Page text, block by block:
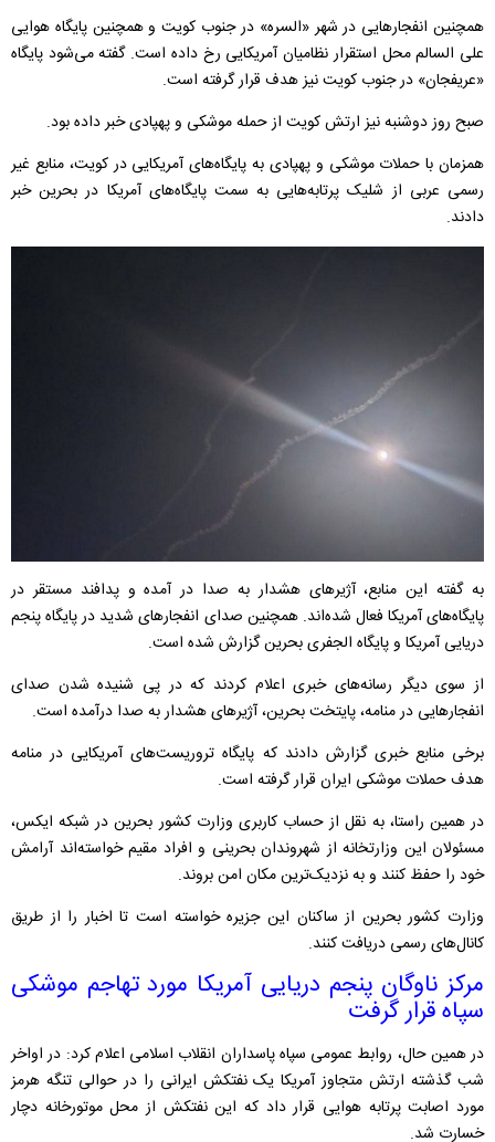
همچنین انفجارهایی در شهر «السره» در جنوب کویت و همچنین پایگاه هوایی
علی السالم محل استقرار نظامیان آمریکایی رخ داده است. گفته می‌شود پایگاه
«عریفجان» در جنوب کویت نیز هدف قرار گرفته است.
صبح روز دوشنبه نیز ارتش کویت از حمله موشکی و پهپادی خبر داده بود.
همزمان با حملات موشکی و پهپادی به پایگاه‌های آمریکایی در کویت، منابع غیر
رسمی عربی از شلیک پرتابه‌هایی به سمت پایگاه‌های آمریکا در بحرین خبر
دادند.
به گفته این منابع، آژیرهای هشدار به صدا در آمده و پدافند مستقر در
پایگاه‌های آمریکا فعال شده‌اند. همچنین صدای انفجارهای شدید در پایگاه پنجم
دریایی آمریکا و پایگاه الجفری بحرین گزارش شده است.
از سوی دیگر رسانه‌های خبری اعلام کردند که در پی شنیده شدن صدای
انفجارهایی در منامه، پایتخت بحرین، آژیرهای هشدار به صدا درآمده است.
برخی منابع خبری گزارش دادند که پایگاه تروریست‌های آمریکایی در منامه
هدف حملات موشکی ایران قرار گرفته است.
در همین راستا، به نقل از حساب کاربری وزارت کشور بحرین در شبکه ایکس،
مسئولان این وزارتخانه از شهروندان بحرینی و افراد مقیم خواسته‌اند آرامش
خود را حفظ کنند و به نزدیک‌ترین مکان امن بروند.
وزارت کشور بحرین از ساکنان این جزیره خواسته است تا اخبار را از طریق
کانال‌های رسمی دریافت کنند.
مرکز ناوگان پنجم دریایی آمریکا مورد تهاجم موشکی
سپاه قرار گرفت
در همین حال، روابط عمومی سپاه پاسداران انقلاب اسلامی اعلام کرد: در اواخر
شب گذشته ارتش متجاوز آمریکا یک نفتکش ایرانی را در حوالی تنگه هرمز
مورد اصابت پرتابه هوایی قرار داد که این نفتکش از محل موتورخانه دچار
خسارت شد.